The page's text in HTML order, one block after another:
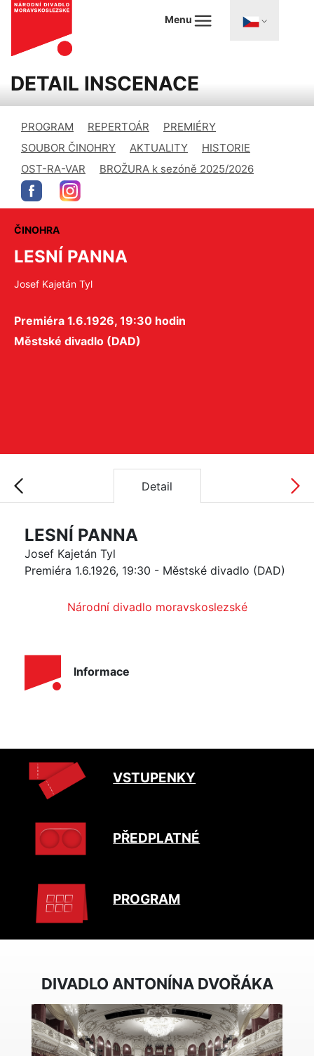
Menu
DETAIL INSCENACE
PROGRAM REPERTOÁR
PREMIÉRY
SOUBOR ČINOHRY
AKTUALITY
HISTORIE
OST-RA-VAR
BROŽURA k sezóně 2025/2026
ČINOHRA
LESNÍ PANNA
Josef Kajetán Tyl
Premiéra 1.6.1926, 19:30 hodin
Městské divadlo (DAD)
Detail
LESNÍ PANNA
Josef Kajetán Tyl
Premiéra 1.6.1926, 19:30 - Městské divadlo (DAD)
Informace
Národní divadlo moravskoslezské
VSTUPENKY
PŘEDPLATNÉ
PROGRAM
DIVADLO ANTONÍNA DVOŘÁKA